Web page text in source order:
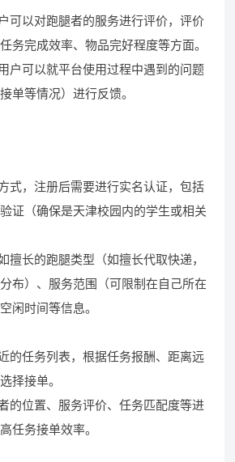
可以对跑腿者的服务进行评价，评价
务完成效率、物品完好程度等方面。
户可以就平台使用过程中遇到的问题
单等情况）进行反馈。
式，注册后需要进行实名认证，包括
证（确保是天津校园内的学生或相关
擅长的跑腿类型（如擅长代取快递，
布）、服务范围（可限制在自己所在
闲时间等信息。
的任务列表，根据任务报酬、距离远
择接单。
的位置、服务评价、任务匹配度等进
任务接单效率。